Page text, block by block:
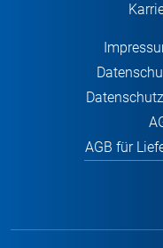
AGB für